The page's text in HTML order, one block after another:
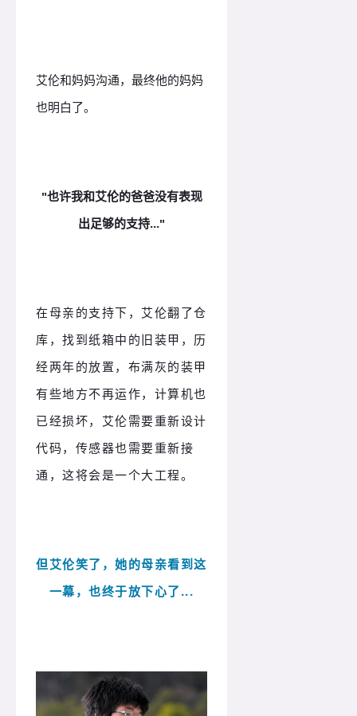
艾伦和妈妈沟通，最终他的妈妈
也明白了。
"也许我和艾伦的爸爸没有表现
出足够的支持..."
在母亲的支持下，艾伦翻了仓
库，找到纸箱中的旧装甲，历
经两年的放置，布满灰的装甲
有些地方不再运作，计算机也
已经损坏，艾伦需要重新设计
代码，传感器也需要重新接
通，这将会是一个大工程。
但艾伦笑了，她的母亲看到这
一幕，也终于放下心了...